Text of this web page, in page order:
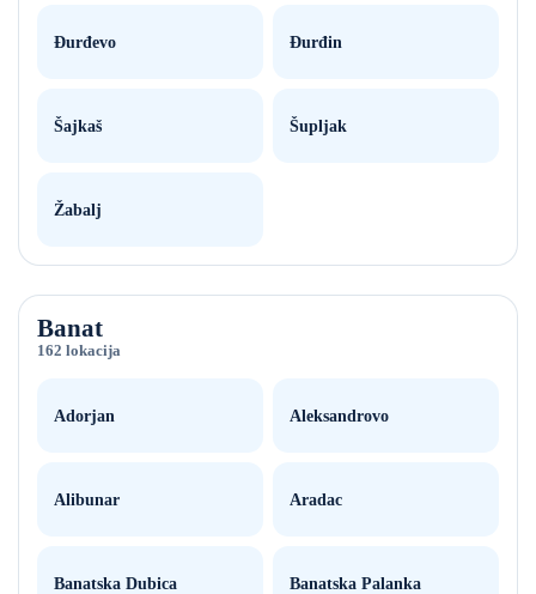
Đurđevo Đurđin
Šajkaš Šupljak
Žabalj
Banat
162 lokacija
Adorjan Aleksandrovo
Alibunar Aradac
Banatska Dubica Banatska Palanka